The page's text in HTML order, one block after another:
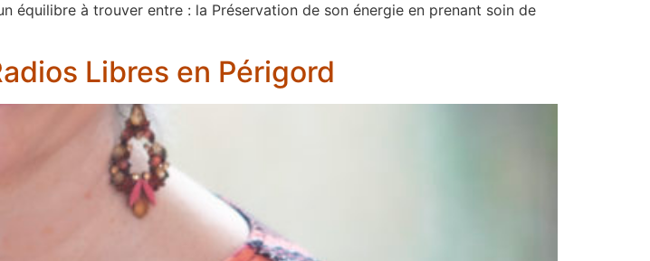
équilibre à trouver entre : la Préservation de son énergie en prenant soin de
Libres en Périgord